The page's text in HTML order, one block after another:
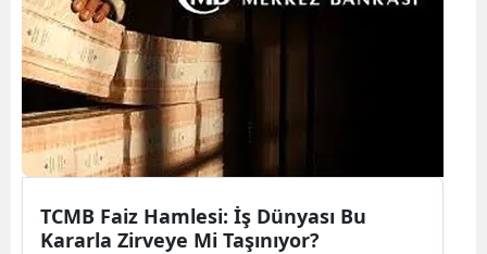
Çankırı
TCMB Faiz Hamlesi: İş Dünyası Bu
Kararla Zirveye Mi Taşınıyor?